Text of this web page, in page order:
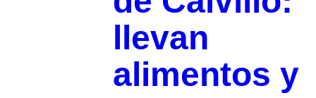
llevan
alimentos y